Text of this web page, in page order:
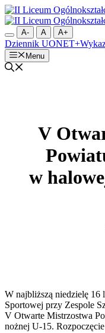
Przejdź
do
treściA- A A+
Dziennik UONET+
Menu
V
w
W najbliższą niedzielę
Sportowej przy Zespole
V Otwarte Mistrzostwa
nożnej U-15.